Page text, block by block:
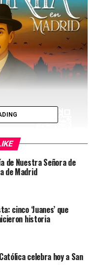
de la Chinita por el
la tabla a su hogar,
un prodigio. Luces,
de Nuestra Señora de
de Madrid
cinco ‘Juanes’ que
historia
celebra hoy a San